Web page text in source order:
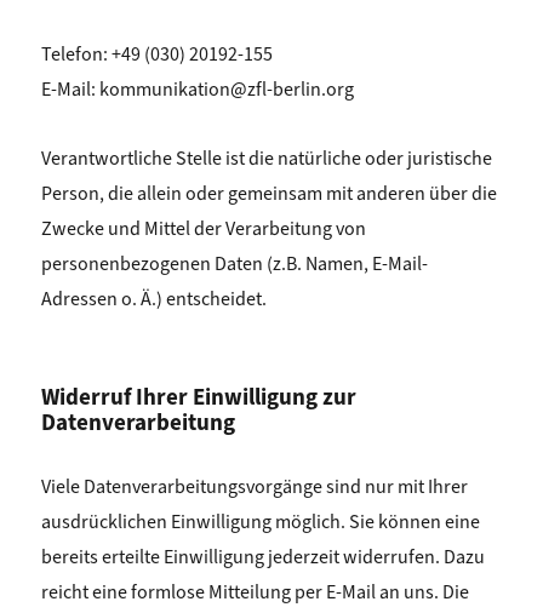
Telefon: +49 (030) 20192-155
E-Mail: kommunikation@zfl-berlin.org
Verantwortliche Stelle ist die natürliche oder juristische
Person, die allein oder gemeinsam mit anderen über die
Zwecke und Mittel der Verarbeitung von
personenbezogenen Daten (z.B. Namen, E-Mail-
Adressen o. Ä.) entscheidet.
Widerruf Ihrer Einwilligung zur
Datenverarbeitung
Viele Datenverarbeitungsvorgänge sind nur mit Ihrer
ausdrücklichen Einwilligung möglich. Sie können eine
bereits erteilte Einwilligung jederzeit widerrufen. Dazu
reicht eine formlose Mitteilung per E-Mail an uns. Die